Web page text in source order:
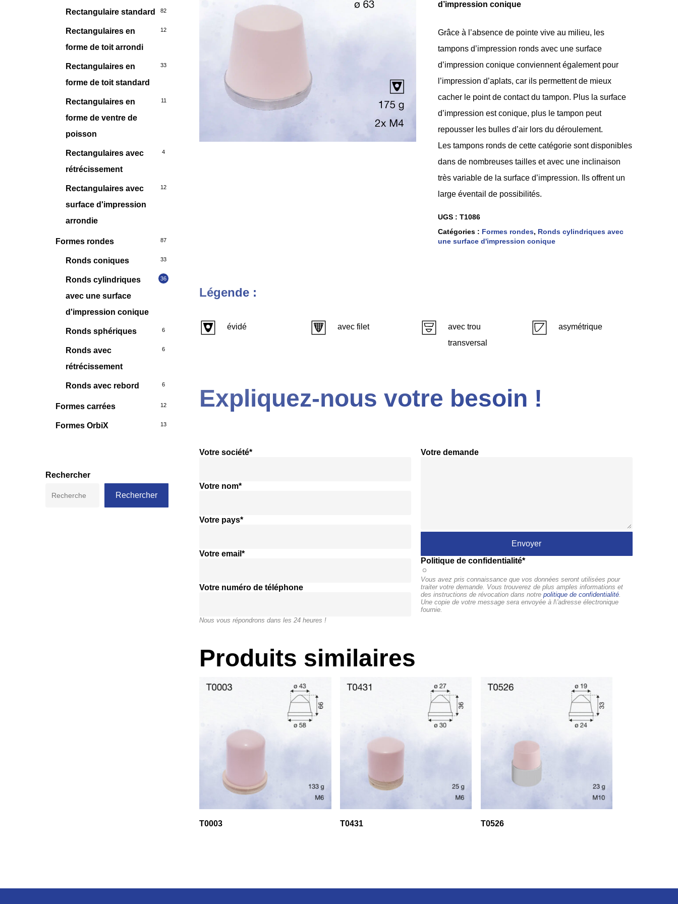
Rectangulaire standard 82
Rectangulaires en
forme de toit arrondi
12
Rectangulaires en
forme de toit standard
33
Rectangulaires en
forme de ventre de
poisson
11
Rectangulaires avec
rétrécissement
4
Rectangulaires avec
surface d'impression
arrondie
12
Formes rondes 87
Ronds coniques 33
Ronds cylindriques
avec une surface
d'impression conique
36
Ronds sphériques 6
Ronds avec
rétrécissement
6
Ronds avec rebord 6
Formes carrées 12
Formes OrbiX 13
Rechercher
Rechercher
d’impression conique
Grâce à l’absence de pointe vive au milieu, les
tampons d’impression ronds avec une surface
d’impression conique conviennent également pour
l’impression d’aplats, car ils permettent de mieux
cacher le point de contact du tampon. Plus la surface
d’impression est conique, plus le tampon peut
repousser les bulles d’air lors du déroulement.
Les tampons ronds de cette catégorie sont disponibles
dans de nombreuses tailles et avec une inclinaison
très variable de la surface d’impression. Ils offrent un
large éventail de possibilités.
UGS : T1086
Catégories : Formes rondes, Ronds cylindriques avec
une surface d'impression conique
Légende :
évidé avec filet
avec trou
transversal
asymétrique
Expliquez-nous votre besoin !
Votre société*
Votre nom*
Votre pays*
Votre email*
Votre numéro de téléphone
Nous vous répondrons dans les 24 heures !
Votre demande
Politique de confidentialité*
Vous avez pris connaissance que vos données seront utilisées pour
traiter votre demande. Vous trouverez de plus amples informations et
des instructions de révocation dans notre politique de confidentialité.
Une copie de votre message sera envoyée à l\'adresse électronique
fournie.
Produits similaires
T0003 T0431 T0526